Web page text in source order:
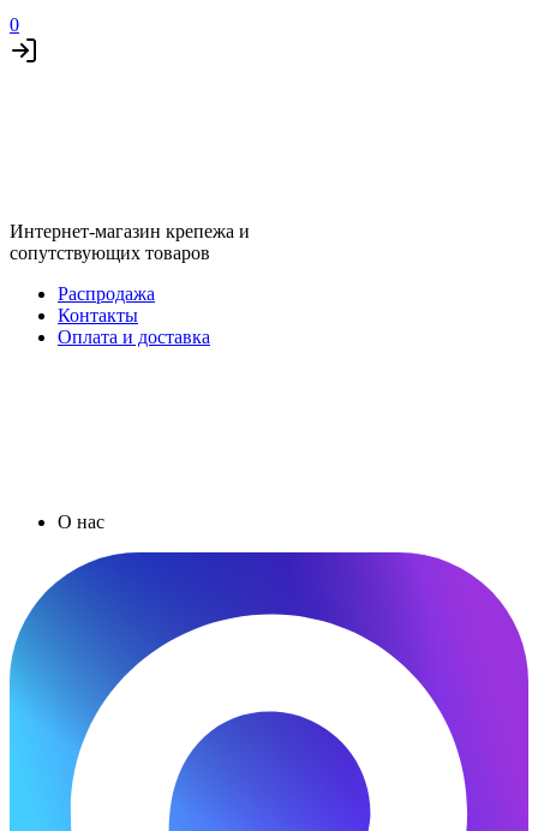
0
Интернет-магазин крепежа и
сопутствующих товаров
Распродажа
Контакты
Оплата и доставка
О нас